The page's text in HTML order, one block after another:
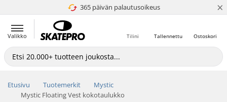
365 päivän palautusoikeus
4.8 / 5 ×
Valikko Ostoskori
Tallennettu
Tilini
Etusivu Tuotemerkit
Mystic
Mystic Floating Vest kokotaulukko